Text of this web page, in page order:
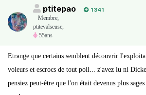
ptitepao
1 341
Membre,
ptitevalseuse,
55ans
Etrange que certains semblent découvrir
voleurs et escrocs de tout poil... z'avez lu ni
pensiez peut-être que l'on était devenus plus